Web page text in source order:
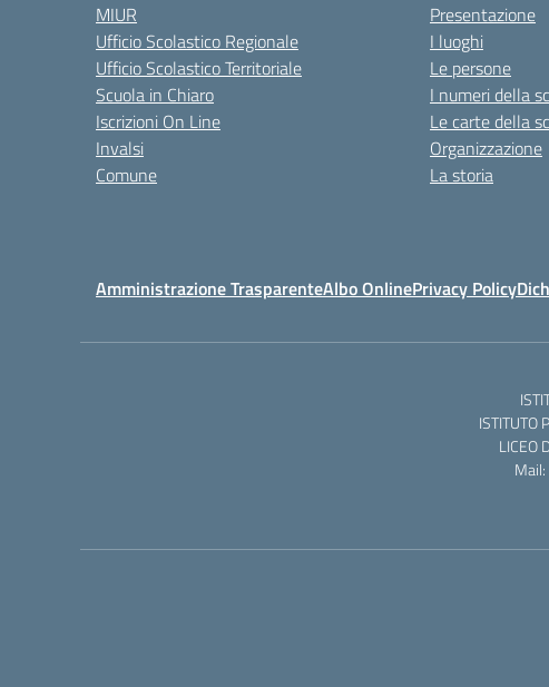
MIUR
Ufficio Scolastico Regionale
Ufficio Scolastico Territoriale
Scuola in Chiaro
Iscrizioni On Line
Invalsi
Comune
Presentazione
I luoghi
Le persone
I numeri della
Le carte della
Organizzazione
La storia
Amministrazione TrasparenteAlbo OnlinePrivacy Policy
ISTITUTO
LICEO